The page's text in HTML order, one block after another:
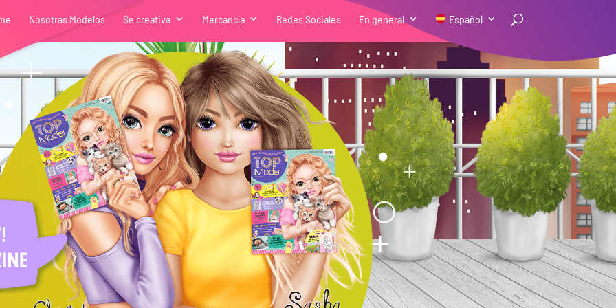
Nosotras Modelos Se creativa Mercancía Redes Sociales En general Español